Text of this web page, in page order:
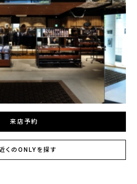
来店予約
くのONLYを探す